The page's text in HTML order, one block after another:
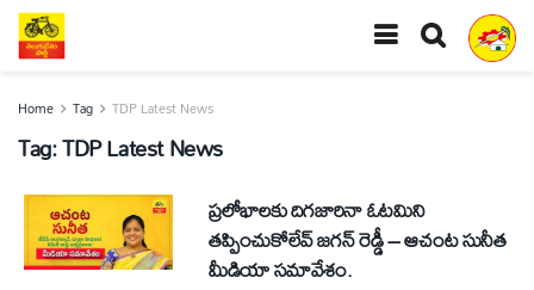
Home Tag TDP Latest News
Tag:TDP Latest News
ప్రలోభాలకు దిగజారినా ఓటమిని
తప్పించుకోలేవ్ జగన్ రెడ్డీ – ఆచంట సునీత
మీడియా సమావేశం.